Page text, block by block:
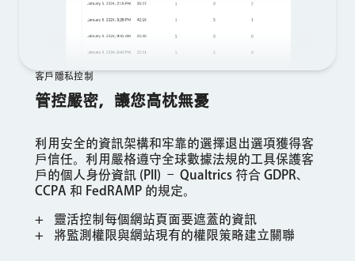
客戶隱私控制
管控嚴密，讓您高枕無憂
利用安全的資訊架構和牢靠的選擇退出選項獲得客
戶信任。利用嚴格遵守全球數據法規的工具保護客
戶的個人身份資訊 (PII) – Qualtrics 符合 GDPR、
CCPA 和 FedRAMP 的規定。
靈活控制每個網站頁面要遮蓋的資訊
將監測權限與網站現有的權限策略建立關聯